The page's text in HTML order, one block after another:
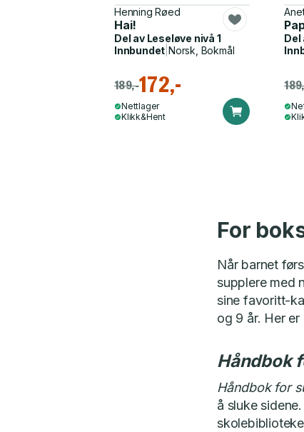
Henning Røed
Hai!
Del av Leseløve nivå 1
Innbundet |Norsk, Bokmål
189,-172,-
Nettlager
Klikk&Hent
Del
For
Når barnet
supplere med
sine favoritt-
og 9 år. Her
Håndbok
Håndbok for
å sluke